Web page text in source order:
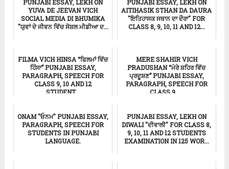
PUNJABI ESSAY, LEKH ON
YUVA DE JEEVAN VICH
SOCIAL MEDIA DI BHUMIKA
"ਯੁਵਾਂ ਦੇ ਜੀਵਨ ਵਿੱਚ ਸੋਸ਼ਲ ਮੀਡੀਆ ਦ...
PUNJABI ESSAY, LEKH ON
AITIHASIK STHAN DA DAURA
"ਇਤਿਹਾਸਕ ਸਥਾਨ ਦਾ ਦੌਰਾ" FOR
CLASS 8, 9, 10, 11 AND 12...
FILMA VICH HINSA “ਫਿਲਮਾਂ ਵਿੱਚ
ਹਿੰਸਾ” PUNJABI ESSAY,
PARAGRAPH, SPEECH FOR
CLASS 9, 10 AND 12
STUDENT...
MERE SHAHIR VICH
PRADUSHAN “ਮੇਰੇ ਸ਼ਹਿਰ ਵਿੱਚ
ਪ੍ਰਦੂਸ਼ਣ” PUNJABI ESSAY,
PARAGRAPH, SPEECH FOR
CLASS 9, ...
ONAM "ਓਨਮ" PUNJABI ESSAY,
PARAGRAPH, SPEECH FOR
STUDENTS IN PUNJABI
LANGUAGE.
PUNJABI ESSAY, LEKH ON
DIWALI "ਦੀਵਾਲੀ" FOR CLASS 8,
9, 10, 11 AND 12 STUDENTS
EXAMINATION IN 125 WOR...